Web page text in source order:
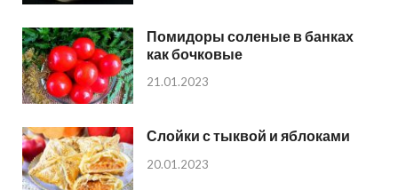
Помидоры соленые в банках
как бочковые
21.01.2023
Слойки с тыквой и яблоками
20.01.2023